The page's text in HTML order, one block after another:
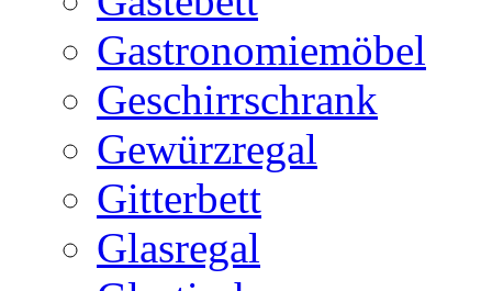
Gastronomiemöbel
Geschirrschrank
Gewürzregal
Gitterbett
Glasregal